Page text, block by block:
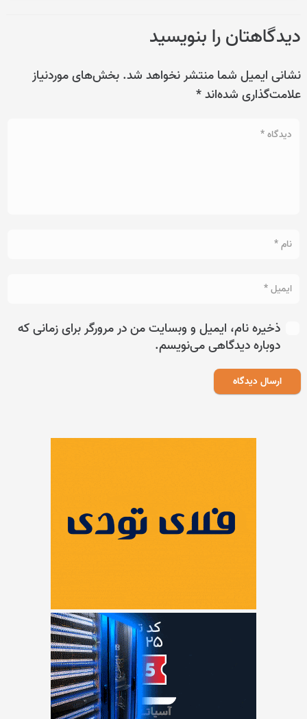
دیدگاهتان را بنویسید
نشانی ایمیل شما منتشر نخواهد شد. بخش‌های موردنیاز
علامت‌گذاری شده‌اند*
ذخیره نام، ایمیل و وبسایت من در مرورگر برای زمانی که
دوباره دیدگاهی می‌نویسم.
ارسال دیدگاه